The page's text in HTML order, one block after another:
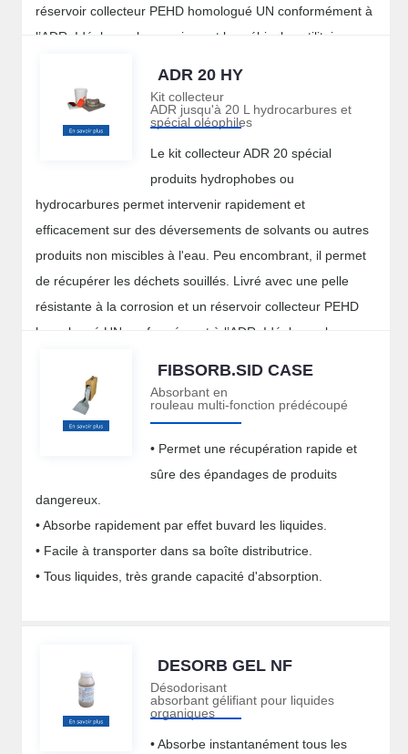
réservoir collecteur PEHD homologué UN conformément à
l’ADR. Idéal pour les camions et les véhicules utilitaires
ADR 20 HY
Kit collecteur
ADR jusqu'à 20 L hydrocarbures et
spécial oléophiles
Le kit collecteur ADR 20 spécial
produits hydrophobes ou
hydrocarbures permet intervenir rapidement et
efficacement sur des déversements de solvants ou autres
produits non miscibles à l'eau. Peu encombrant, il permet
de récupérer les déchets souillés. Livré avec une pelle
résistante à la corrosion et un réservoir collecteur PEHD
homologué UN conformément à l’ADR. Idéal pour les
réglementation ADR.
FIBSORB.SID CASE
Absorbant en
rouleau multi-fonction prédécoupé
• Permet une récupération rapide et
sûre des épandages de produits
dangereux.
• Absorbe rapidement par effet buvard les liquides.
• Facile à transporter dans sa boîte distributrice.
• Tous liquides, très grande capacité d'absorption.
DESORB GEL NF
Désodorisant
absorbant gélifiant pour liquides
organiques
• Absorbe instantanément tous les